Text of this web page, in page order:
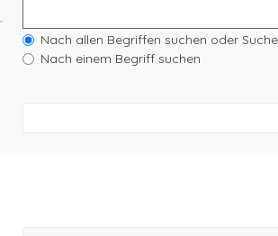
Nach allen Begriffen suchen oder
Nach einem Begriff suchen